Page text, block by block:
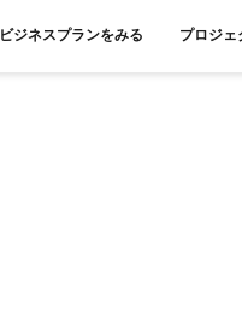
ビジネスプランをみる プロジェ